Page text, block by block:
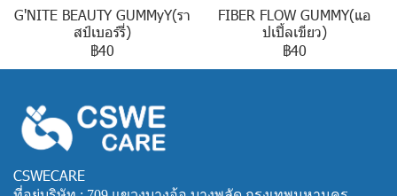
G'NITE BEAUTY GUMMyY(รา
สป์เบอร์รี่)
฿40
FIBER FLOW GUMMY(แอ
ปเปิ้ลเขียว)
฿40
CSWECARE